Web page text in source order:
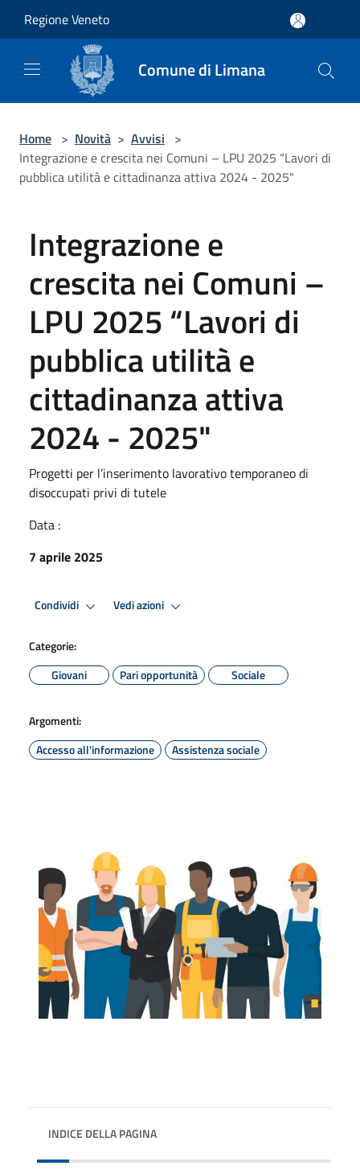
Regione Veneto
Comune di Limana
Home > Novità > Avvisi >
Integrazione e crescita nei Comuni – LPU 2025 “Lavori di
pubblica utilità e cittadinanza attiva 2024 - 2025"
Integrazione e
crescita nei Comuni –
LPU 2025 “Lavori di
pubblica utilità e
cittadinanza attiva
2024 - 2025"
Progetti per l’inserimento lavorativo temporaneo di
disoccupati privi di tutele
Data :
7 aprile 2025
Condividi Vedi azioni
Categorie:
Giovani
Pari opportunità Sociale
Argomenti:
Accesso all'informazione
Assistenza sociale
INDICE DELLA PAGINA